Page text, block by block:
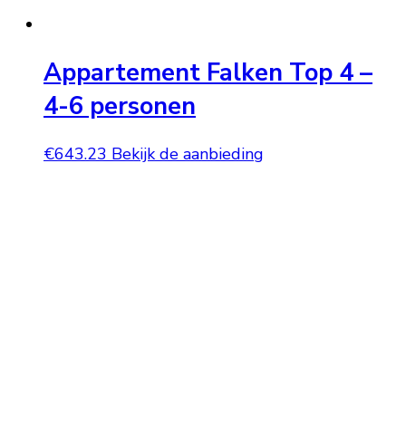
Appartement Falken Top 4 –
4-6 personen
€643.23 Bekijk de aanbieding